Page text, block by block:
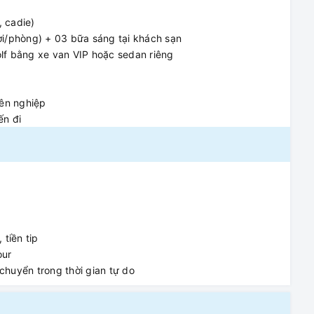
cadie)
phòng) + 03 bữa sáng tại khách sạn
bằng xe van VIP hoặc sedan riêng
nghiệp
đi
tiền tip
trong thời gian tự do